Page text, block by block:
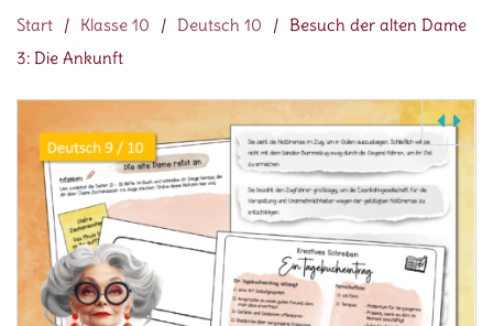
Start / Klasse 10 / Deutsch 10 / Besuch der alten Dame
3: Die Ankunft